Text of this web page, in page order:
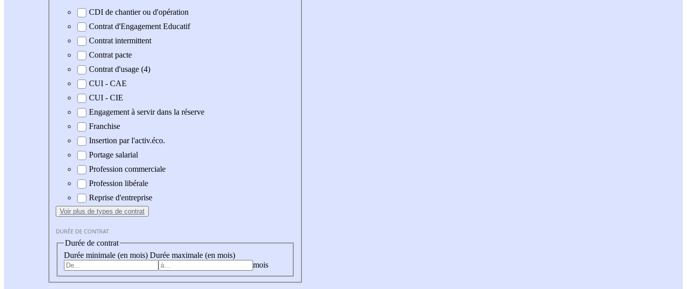
CDI de chantier ou d'opération
Contrat d'Engagement Educatif
Contrat intermittent
Contrat pacte
Contrat d'usage (4)
CUI - CAE
CUI - CIE
Engagement à servir dans la réserve
Franchise
Insertion par l'activ.éco.
Portage salarial
Profession commerciale
Profession libérale
Reprise d'entreprise
Voir plus de types de contrat
DURÉE DE CONTRAT
Durée de contrat
Durée minimale (en mois) Durée maximale (en mois)
mois